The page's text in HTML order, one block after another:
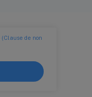
(Clause de non